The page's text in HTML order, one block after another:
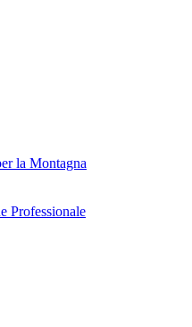
la Montagna
Professionale